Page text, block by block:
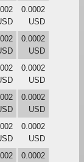
0.0002
USD
0.0002
USD
0.0002
USD
0.0002
USD
0.0002
USD
0.0002